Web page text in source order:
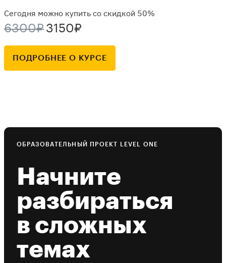
Сегодня можно купить со скидкой 50%
6300₽ 3150₽
ПОДРОБНЕЕ О КУРСЕ
ОБРАЗОВАТЕЛЬНЫЙ ПРОЕКТ LEVEL ONE
Начните
разбираться
в сложных
темах